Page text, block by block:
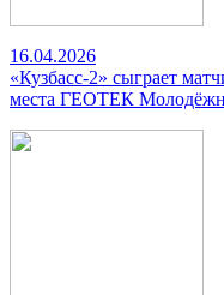
16.04.2026
«Кузбасс-2» сыграет
места ГЕОТЕК